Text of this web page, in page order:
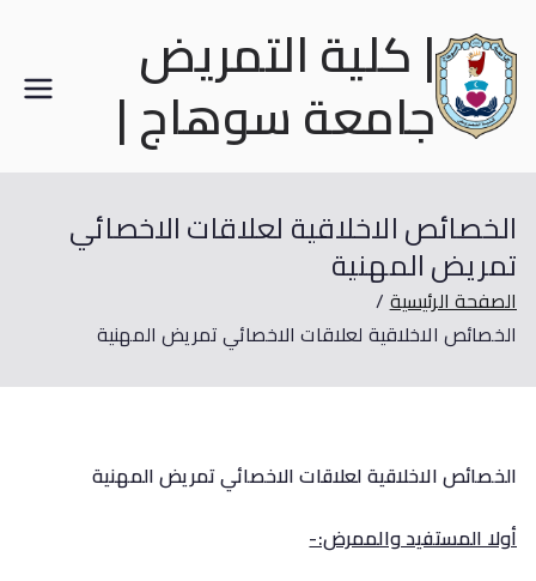
| كلية التمريض
جامعة سوهاج |
الخصائص الاخلاقية لعلاقات الاخصائي
تمريض المهنية
الصفحة الرئيسية
الخصائص الاخلاقية لعلاقات الاخصائي تمريض المهنية
الخصائص الاخلاقية لعلاقات الاخصائي تمريض المهنية
أولا المستفيد والممرض:-